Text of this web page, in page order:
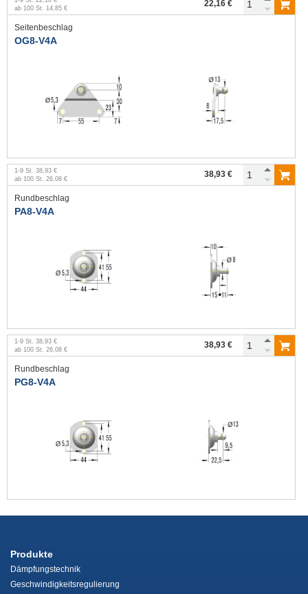
ab 100 St. 14,85 € 22,16 €
Seitenbeschlag
OG8-V4A
1 -9 St. 38,93 €
ab 100 St. 26,08 € 38,93 €
Rundbeschlag
PA8-V4A
1 -9 St. 38,93 €
ab 100 St. 26,08 € 38,93 €
Rundbeschlag
PG8-V4A
Produkte
Dämpfungstechnik
Geschwindigkeitsregulierung